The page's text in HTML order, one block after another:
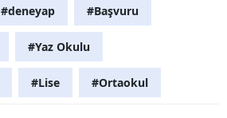
Tokat
Trabzon
Tunceli
#deneyap #Başvuru
#Yaz Okulu
#Lise #Ortaokul